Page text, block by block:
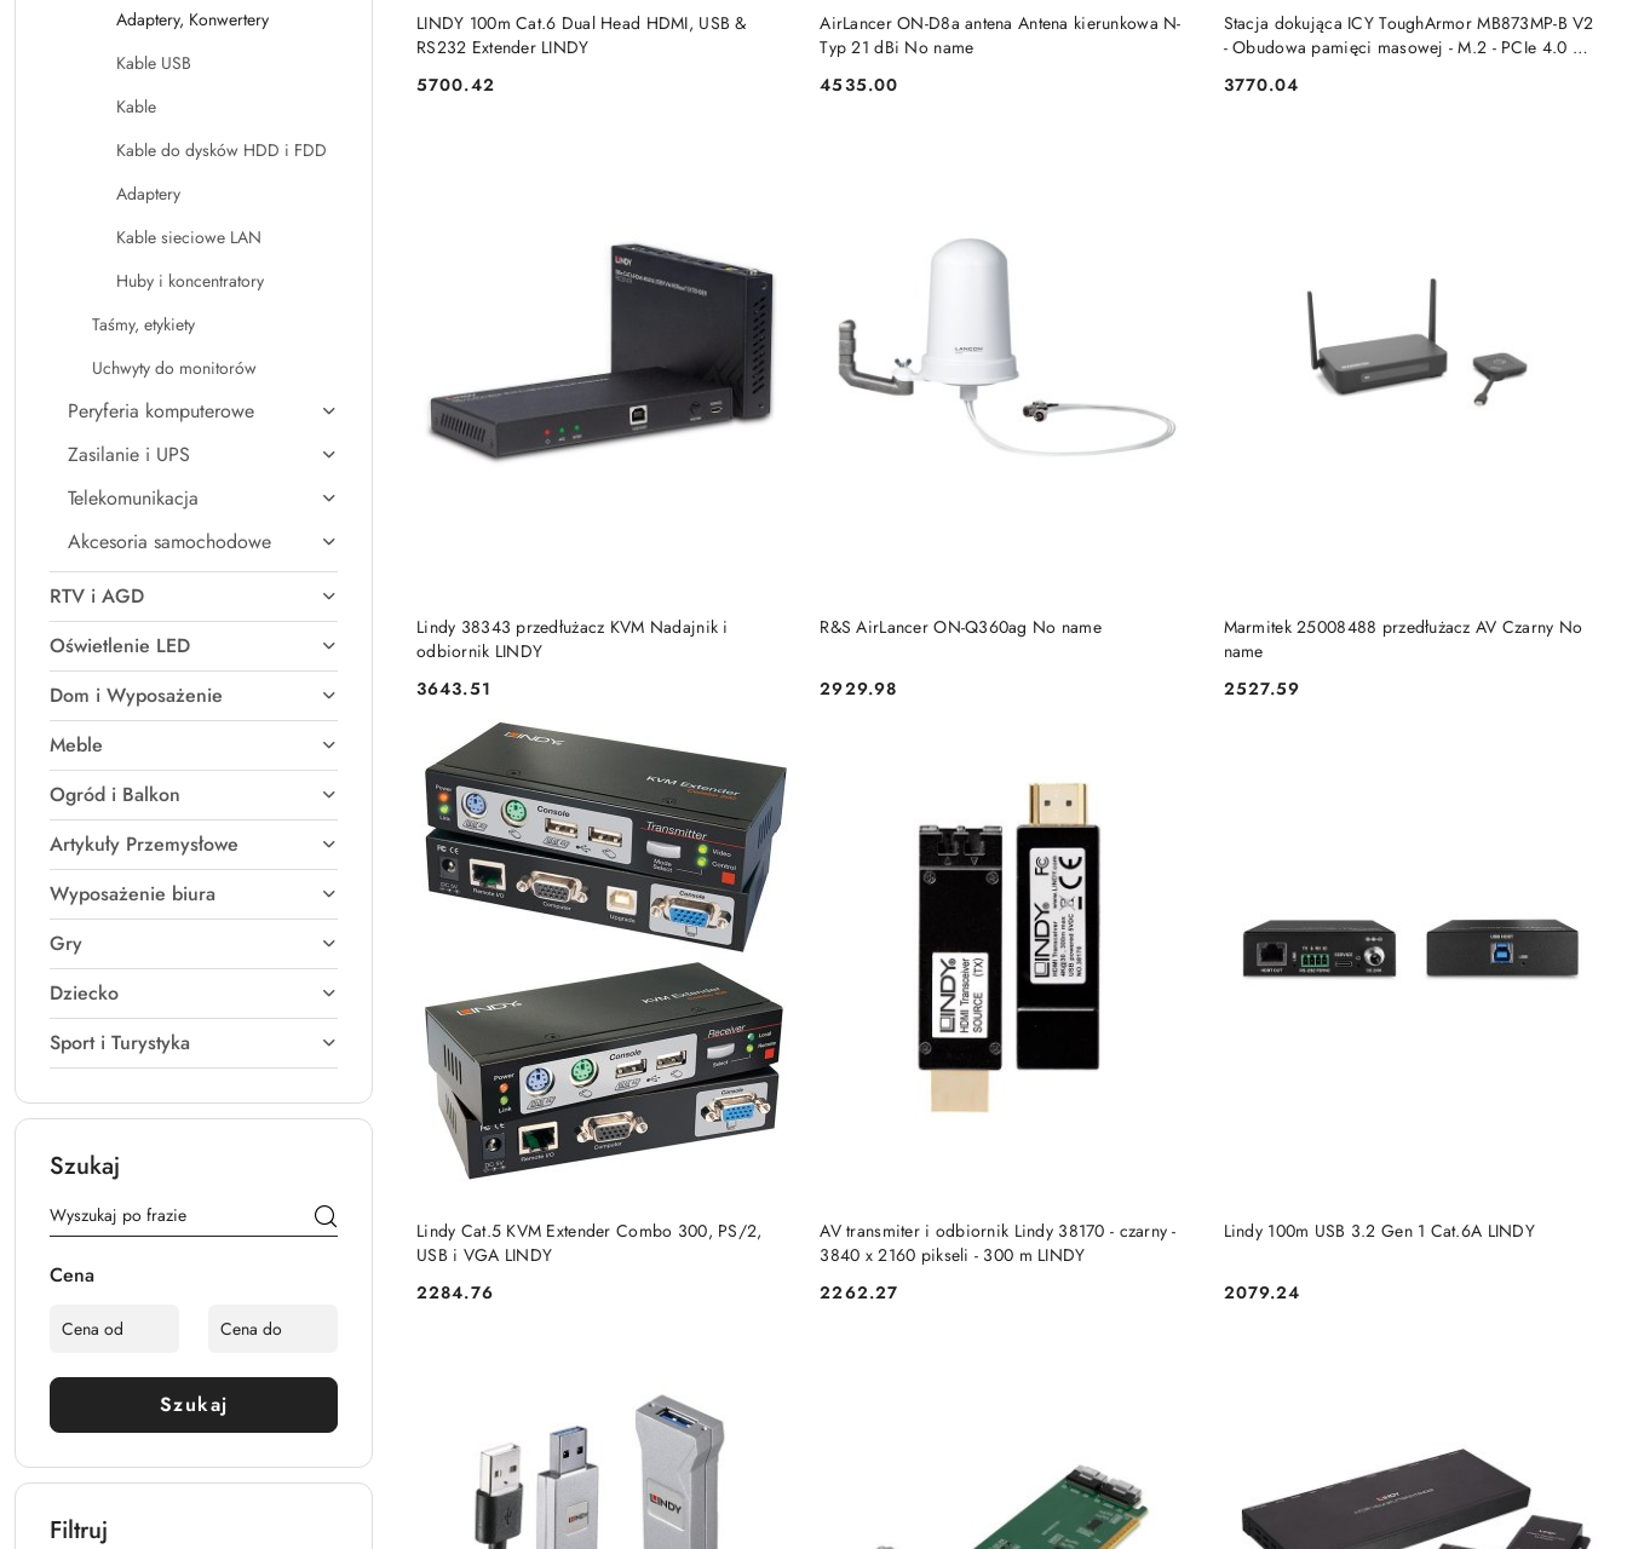
Adaptery, Konwertery
Kable USB
Kable
Kable do dysków HDD i FDD
Adaptery
Kable sieciowe LAN
Huby i koncentratory
Taśmy, etykiety
Uchwyty do monitorów
Peryferia komputerowe
Zasilanie i UPS
Telekomunikacja
Akcesoria samochodowe
RTV i AGD
Oświetlenie LED
Dom i Wyposażenie
Meble
Ogród i Balkon
Artykuły Przemysłowe
Wyposażenie biura
Gry
Dziecko
Sport i Turystyka
Szukaj
Cena
Szukaj
Filtruj
LINDY 100m Cat.6 Dual Head HDMI, USB &
RS232 Extender LINDY
Cena:
5700.42
DO KOSZYKA
AirLancer ON-D8a antena Antena kierunkowa N-
Typ 21 dBi No name
Cena:
4535.00
DO KOSZYKA
Stacja dokująca ICY ToughArmor MB873MP-B V2
- Obudowa pamięci masowej - M.2 - PCIe 4.0 No
Cena:
3770.04
DO KOSZYKA
Lindy 38343 przedłużacz KVM Nadajnik i
odbiornik LINDY
Cena:
3643.51
DO KOSZYKA R&S AirLancer ON-Q360ag No name
Cena:
2929.98
DO KOSZYKA
Marmitek 25008488 przedłużacz AV Czarny No
name
Cena:
2527.59
DO KOSZYKA
Lindy Cat.5 KVM Extender Combo 300, PS/2,
USB i VGA LINDY
Cena:
2284.76
DO KOSZYKA
AV transmiter i odbiornik Lindy 38170 - czarny -
3840 x 2160 pikseli - 300 m LINDY
Cena:
2262.27
DO KOSZYKA Lindy 100m USB 3.2 Gen 1 Cat.6A LINDY
Cena:
2079.24
DO KOSZYKA